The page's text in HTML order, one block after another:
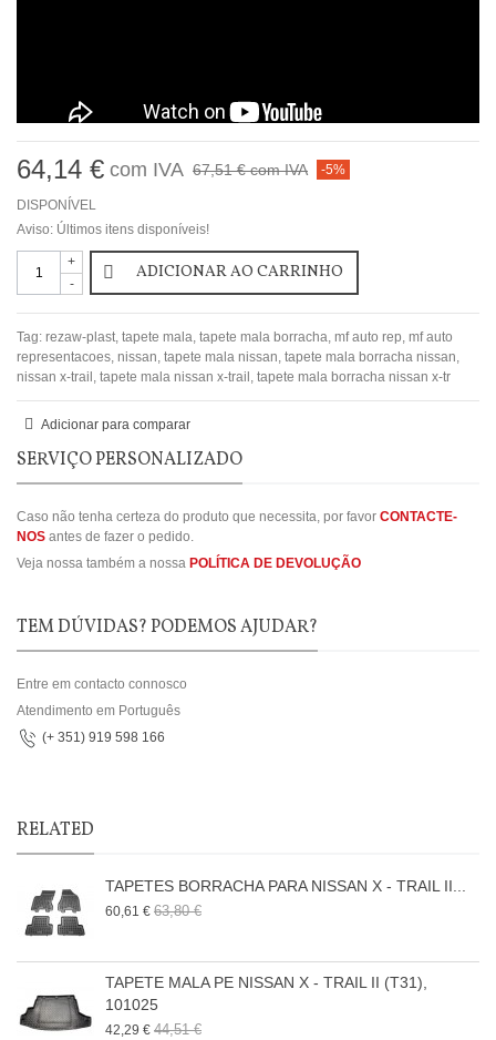
64,14 € com IVA 67,51 €com IVA -5%
DISPONÍVEL
Aviso: Últimos itens disponíveis!
-
+ ADICIONAR AO CARRINHO
Tag: rezaw-plast, tapete mala, tapete mala borracha, mf auto rep, mf auto
representacoes, nissan, tapete mala nissan, tapete mala borracha nissan,
nissan x-trail , tapete mala nissan x-trail , tapete mala borracha nissan x-tr
Adicionar para comparar
SERVIÇO PERSONALIZADO
Caso não tenha certeza do produto que necessita, por favor CONTACTE-
NOS antes de fazer o pedido.
Veja nossa também a nossa POLÍTICA DE DEVOLUÇÃO
TEM DÚVIDAS? PODEMOS AJUDAR?
Entre em contacto connosco
Atendimento em Português
(+ 351) 919 598 166
RELATED
TAPETES BORRACHA PARA NISSAN X - TRAIL II...
60,61 € 63,80 €
TAPETE MALA PE NISSAN X - TRAIL II (T31),
101025
42,29 € 44,51 €